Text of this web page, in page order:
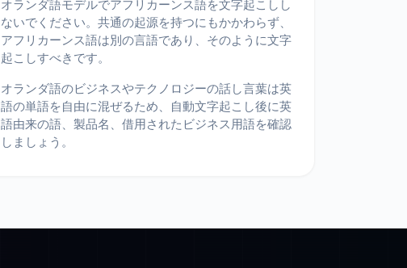
オランダ語モデルでアフリカーンス語を文字起こしし
ないでください。共通の起源を持つにもかかわらず、
アフリカーンス語は別の言語であり、そのように文字
起こしすべきです。
オランダ語のビジネスやテクノロジーの話し言葉は英
語の単語を自由に混ぜるため、自動文字起こし後に英
語由来の語、製品名、借用されたビジネス用語を確認
しましょう。